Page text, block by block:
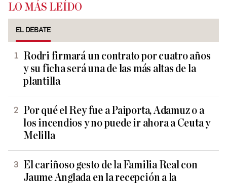
LO MÁS LEÍDO
EL DEBATE
Rodri firmará un contrato por cuatro años
y su ficha será una de las más altas de la
plantilla
Por qué el Rey fue a Paiporta, Adamuz o a
los incendios y no puede ir ahora a Ceuta y
Melilla
El cariñoso gesto de la Familia Real con
Jaume Anglada en la recepción a la